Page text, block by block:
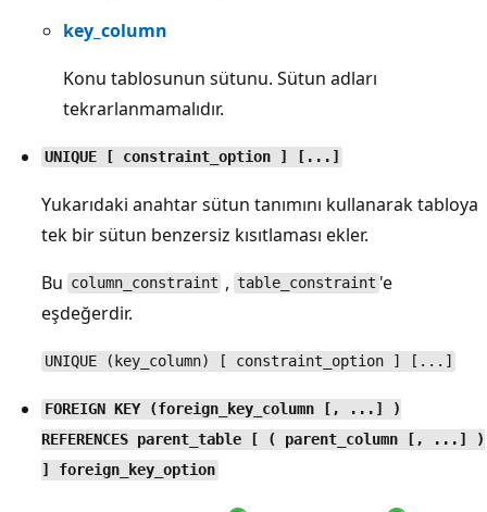
key_column
Konu tablosunun sütunu. Sütun adları
tekrarlanmamalıdır.
UNIQUE [ constraint_option ] [...]
Yukarıdaki anahtar sütun tanımını kullanarak tabloya
tek bir sütun benzersiz kısıtlaması ekler.
Bu column_constraint , table_constraint 'e
eşdeğerdir.
UNIQUE (key_column) [ constraint_option ] [...]
FOREIGN KEY (foreign_key_column [, ...] )
REFERENCES parent_table [ ( parent_column [, ...] )
] foreign_key_option